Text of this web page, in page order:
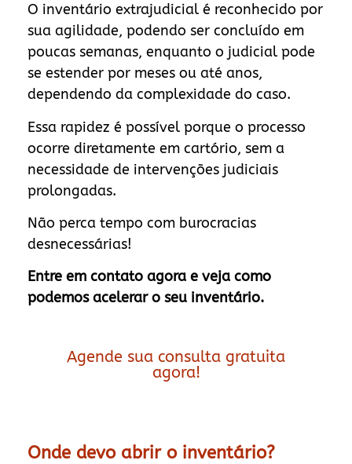
O inventário extrajudicial é reconhecido por
sua agilidade, podendo ser concluído em
poucas semanas, enquanto o judicial pode
se estender por meses ou até anos,
dependendo da complexidade do caso.
Essa rapidez é possível porque o processo
ocorre diretamente em cartório, sem a
necessidade de intervenções judiciais
prolongadas.
Não perca tempo com burocracias
desnecessárias!
Entre em contato agora e veja como
podemos acelerar o seu inventário.
Agende sua consulta gratuita
agora!
Onde devo abrir o inventário?